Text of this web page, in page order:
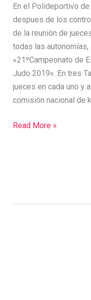
En el Polideportivo
despues de los
de la reunión de
todas las autonomías,
«21ºCampeonato de
Judo 2019». En tres
jueces en cada uno y
comisión nacional de
Read More »